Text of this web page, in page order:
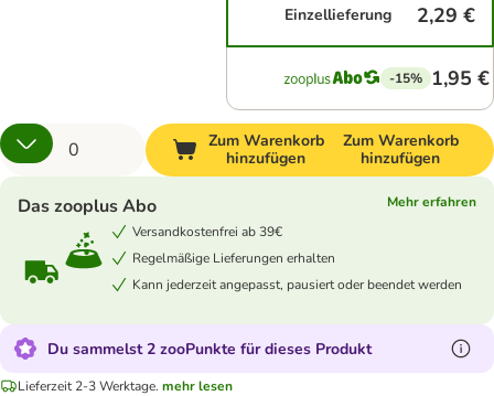
Einzellieferung 2,29 €
-15% 1,95 €
Zum Warenkorb
hinzufügen
Zum Warenkorb
hinzufügen
Das zooplus Abo
Mehr erfahren
Versandkostenfrei ab 39€
Regelmäßige Lieferungen erhalten
Kann jederzeit angepasst, pausiert oder beendet werden
Du sammelst 2 zooPunkte für dieses Produkt
Lieferzeit 2-3 Werktage. mehr lesen